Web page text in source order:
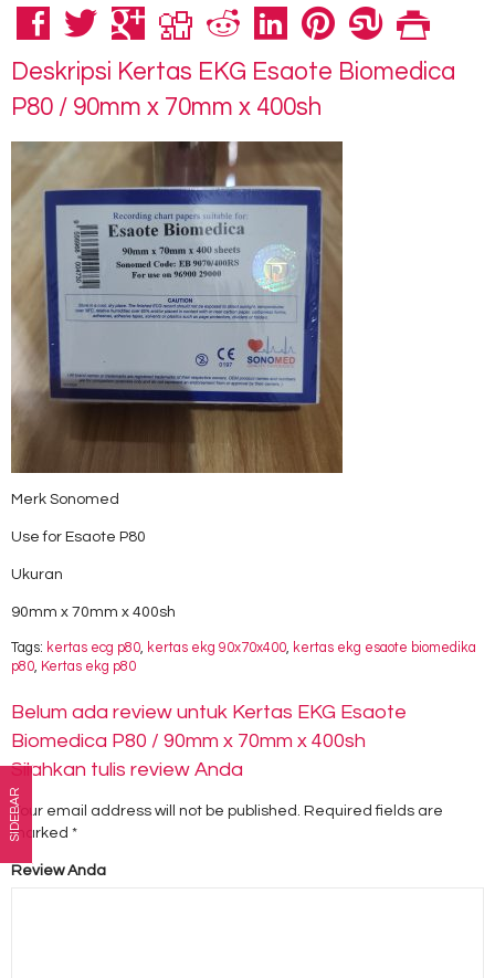
Deskripsi Kertas EKG Esaote Biomedica
P80 / 90mm x 70mm x 400sh
Merk Sonomed
Use for Esaote P80
Ukuran
90mm x 70mm x 400sh
Tags: kertas ecg p80, kertas ekg 90x70x400, kertas ekg esaote biomedika
p80, Kertas ekg p80
Belum ada review untuk Kertas EKG Esaote
Biomedica P80 / 90mm x 70mm x 400sh
Silahkan tulis review Anda
Your email address will not be published. Required fields are
marked *
Review Anda
SIDEBAR